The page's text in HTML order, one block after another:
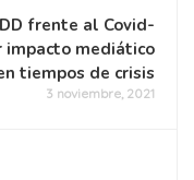
frente al Covid-
impacto mediático
tiempos de crisis
3 noviembre, 2021